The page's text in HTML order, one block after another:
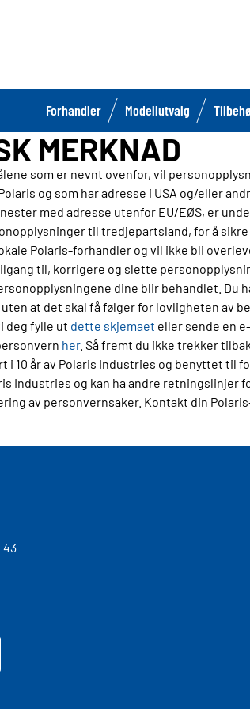
Forhandler Modellutvalg
MERKNAD
som er nevnt ovenfor, vil
og som har adresse i USA og/eller
med adresse utenfor EU/EØS, er
til tredjepartsland, for å
Polaris-forhandler og vil ikke bli
til, korrigere og slette
dine blir behandlet. Du
at det skal få følger for lovligheten av
deg fylle ut dette skjemaet eller sende en
her. Så fremt du ikke trekker
i 10 år av Polaris Industries og benyttet til
Industries og kan ha andre
av personvernsaker. Kontakt din
43